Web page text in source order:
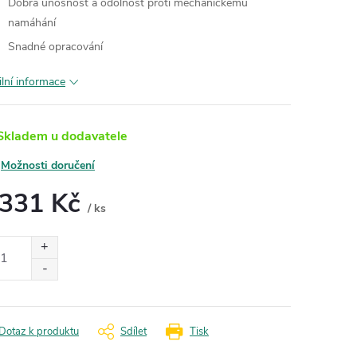
namáhání
Snadné opracování
informace
u dodavatele
Možnosti doručení
Kč / ks
Tisk
Dotaz k produktu Sdílet